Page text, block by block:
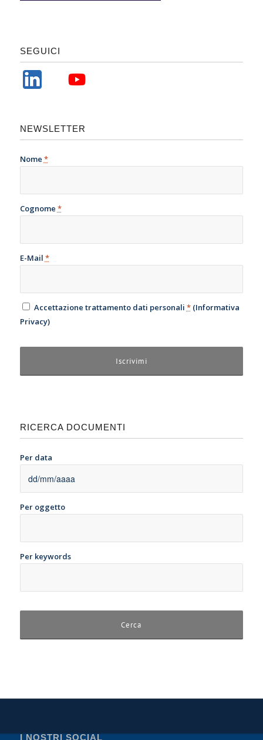
SEGUICI
NEWSLETTER
Nome *
Cognome *
E-Mail *
Accettazione trattamento dati personali *(Informativa
Privacy)
RICERCA DOCUMENTI
Per data
Per oggetto
Per keywords
I NOSTRI SOCIAL